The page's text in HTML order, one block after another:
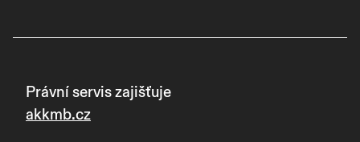
Právní servis zajišťuje
akkmb.cz